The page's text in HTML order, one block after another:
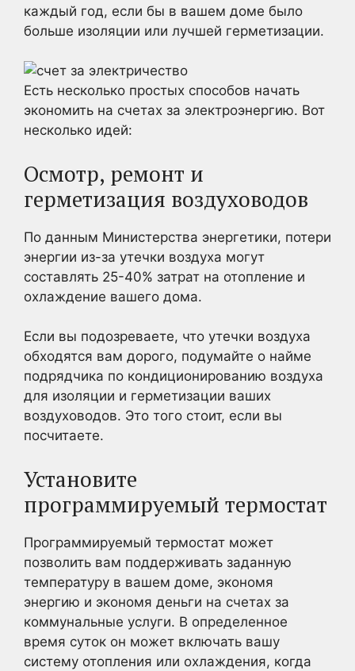
каждый год, если бы в вашем доме было
больше изоляции или лучшей герметизации.
Есть несколько простых способов начать
экономить на счетах за электроэнергию. Вот
несколько идей:
Осмотр, ремонт и
герметизация воздуховодов
По данным Министерства энергетики, потери
энергии из-за утечки воздуха могут
составлять 25-40% затрат на отопление и
охлаждение вашего дома.
Если вы подозреваете, что утечки воздуха
обходятся вам дорого, подумайте о найме
подрядчика по кондиционированию воздуха
для изоляции и герметизации ваших
воздуховодов. Это того стоит, если вы
посчитаете.
Установите
программируемый термостат
Программируемый термостат может
позволить вам поддерживать заданную
температуру в вашем доме, экономя
энергию и экономя деньги на счетах за
коммунальные услуги. В определенное
время суток он может включать вашу
систему отопления или охлаждения, когда